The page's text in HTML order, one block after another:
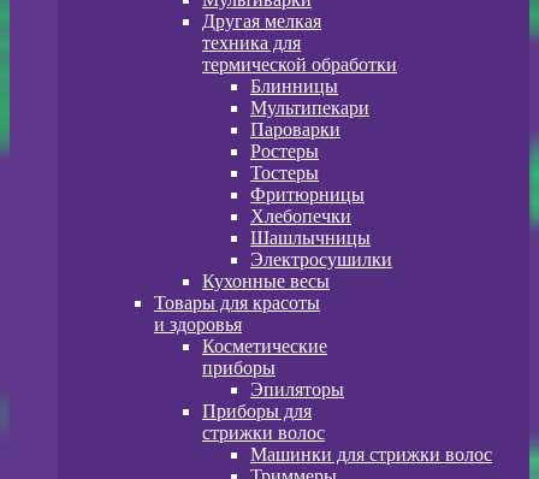
Другая мелкая
техника для
термической обработки
Блинницы
Мультипекари
Пароварки
Ростеры
Тостеры
Фритюрницы
Хлебопечки
Шашлычницы
Электросушилки
Кухонные весы
Товары для красоты
и здоровья
Косметические
приборы
Эпиляторы
Приборы для
стрижки волос
Машинки для стрижки волос